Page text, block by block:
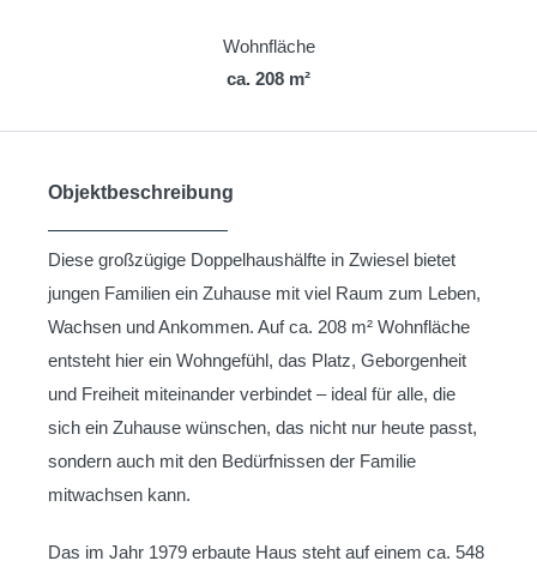
Wohnfläche
ca. 208 m²
Objektbeschreibung
Diese großzügige Doppelhaushälfte in Zwiesel bietet
jungen Familien ein Zuhause mit viel Raum zum Leben,
Wachsen und Ankommen. Auf ca. 208 m² Wohnfläche
entsteht hier ein Wohngefühl, das Platz, Geborgenheit
und Freiheit miteinander verbindet – ideal für alle, die
sich ein Zuhause wünschen, das nicht nur heute passt,
sondern auch mit den Bedürfnissen der Familie
mitwachsen kann.
Das im Jahr 1979 erbaute Haus steht auf einem ca. 548